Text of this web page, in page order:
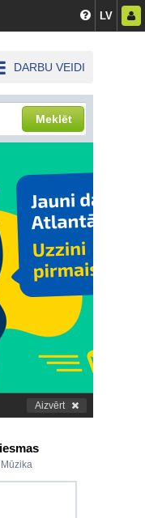
LV
DARBU VEIDI
Meklēt
Aizvērt
Mūzika